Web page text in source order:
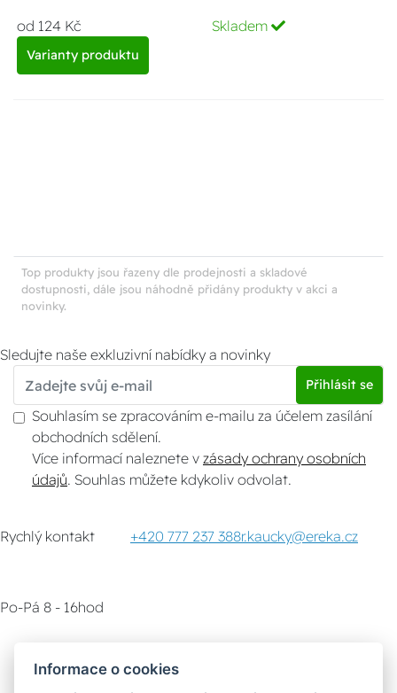
od 124 Kč Skladem
Varianty produktu
Top produkty jsou řazeny dle prodejnosti a skladové
dostupnosti, dále jsou náhodně přidány produkty v akci a
novinky.
Sledujte naše exkluzivní nabídky a novinky
Přihlásit se
Souhlasím se zpracováním e-mailu za účelem zasílání
obchodních sdělení.
Více informací naleznete v zásady ochrany osobních
údajů . Souhlas můžete kdykoliv odvolat.
Rychlý kontakt +420 777 237 388r.kaucky@ereka.cz
Po-Pá 8 - 16hod
Informace o cookies